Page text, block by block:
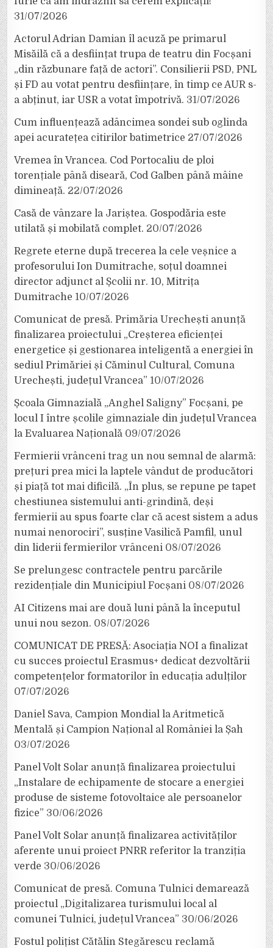
31/07/2026
Actorul Adrian Damian îl acuză pe primarul
Misăilă că a desființat trupa de teatru din Focșani
„din răzbunare față de actori”. Consilierii PSD, PNL
și FD au votat pentru desființare, în timp ce AUR s-
a abținut, iar USR a votat împotrivă. 31/07/2026
Cum influențează adâncimea sondei sub oglinda
apei acuratețea citirilor batimetrice 27/07/2026
Vremea în Vrancea. Cod Portocaliu de ploi
torențiale până diseară, Cod Galben până mâine
dimineață. 22/07/2026
Casă de vânzare la Jariștea. Gospodăria este
utilată și mobilată complet. 20/07/2026
Regrete eterne după trecerea la cele veșnice a
profesorului Ion Dumitrache, soțul doamnei
director adjunct al Școlii nr. 10, Mitrița
Dumitrache 10/07/2026
Comunicat de presă. Primăria Urechești anunță
finalizarea proiectului „Creșterea eficienței
energetice și gestionarea inteligentă a energiei în
sediul Primăriei și Căminul Cultural, Comuna
Urechești, județul Vrancea” 10/07/2026
Școala Gimnazială „Anghel Saligny” Focșani, pe
locul I între școlile gimnaziale din județul Vrancea
la Evaluarea Națională 09/07/2026
Fermierii vrânceni trag un nou semnal de alarmă:
prețuri prea mici la laptele vândut de producători
și piață tot mai dificilă. „În plus, se repune pe tapet
chestiunea sistemului anti-grindină, deși
fermierii au spus foarte clar că acest sistem a adus
numai nenorociri”, susține Vasilică Pamfil, unul
din liderii fermierilor vrânceni 08/07/2026
Se prelungesc contractele pentru parcările
rezidențiale din Municipiul Focșani 08/07/2026
AI Citizens mai are două luni până la începutul
unui nou sezon. 08/07/2026
COMUNICAT DE PRESĂ: Asociația NOI a finalizat
cu succes proiectul Erasmus+ dedicat dezvoltării
competențelor formatorilor în educația adulților
07/07/2026
Daniel Sava, Campion Mondial la Aritmetică
Mentală și Campion Național al României la Șah
03/07/2026
Panel Volt Solar anunță finalizarea proiectului
„Instalare de echipamente de stocare a energiei
produse de sisteme fotovoltaice ale persoanelor
fizice” 30/06/2026
Panel Volt Solar anunță finalizarea activităților
aferente unui proiect PNRR referitor la tranziția
verde 30/06/2026
Comunicat de presă. Comuna Tulnici demarează
proiectul „Digitalizarea turismului local al
comunei Tulnici, județul Vrancea” 30/06/2026
Fostul polițist Cătălin Stegărescu reclamă